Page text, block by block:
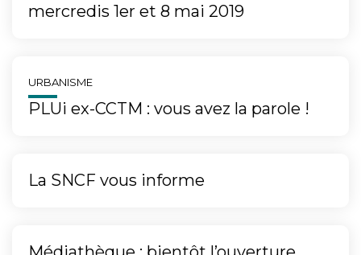
mercredis 1er et 8 mai 2019
URBANISME
PLUi ex-CCTM : vous avez la parole !
La SNCF vous informe